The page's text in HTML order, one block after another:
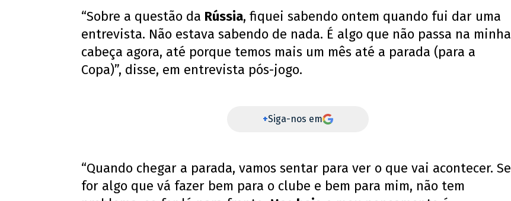
“Sobre a questão da Rússia, fiquei sabendo ontem quando fui dar uma
entrevista. Não estava sabendo de nada. É algo que não passa na minha
cabeça agora, até porque temos mais um mês até a parada (para a
Copa)”, disse, em entrevista pós-jogo.
+Siga-nos em
“Quando chegar a parada, vamos sentar para ver o que vai acontecer. Se
for algo que vá fazer bem para o clube e bem para mim, não tem